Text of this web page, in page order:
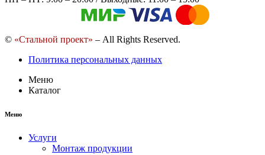
© «Стальной проект» – All Rights Reserved.
Политика персональных данных
Меню
Каталог
Меню
Услуги
Монтаж продукции